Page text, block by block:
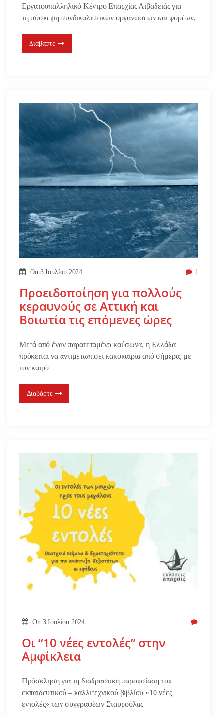
Εργατοϋπαλληλικό Κέντρο Επαρχίας Λιβαδειάς για
τη σύσκεψη συνδικαλιστικών οργανώσεων και φορέων,
Διαβάστε
On 3 Ιουλίου 2024 1
Προειδοποίηση για πολλούς
κεραυνούς σε Αττική και
Βοιωτία τις επόμενες ώρες
Μετά από έναν παρατεταμένο καύσωνα, η Ελλάδα
πρόκειται να αντιμετωπίσει κακοκαιρία από σήμερα, με
τον καιρό
Διαβάστε
On 3 Ιουλίου 2024
Οι “10 νέες εντολές” στην
Αμφίκλεια
Πρόσκληση για τη διαδραστική παρουσίαση του
εκπαιδευτικού – καλλιτεχνικού βιβλίου «10 νέες
εντολές» των συγγραφέων Σταυρούλας